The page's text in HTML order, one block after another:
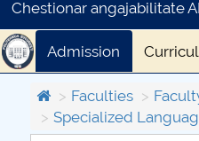
Chestionar angajabilitate
Admission
Faculties
Specialized